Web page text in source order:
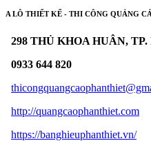
A LÔ THIẾT KẾ - THI CÔNG QUẢNG
298 THỦ KHOA HUÂN,
0933 644 820
http://quangcaophanthiet.com
https://banghieuphanthiet.vn/